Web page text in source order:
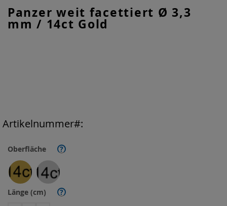
Panzer weit facettiert Ø 3,3
mm / 14ct Gold
Oberfläche ?
Länge (cm) ?
Artikelnummer
Anfang
der
Bildgalerie